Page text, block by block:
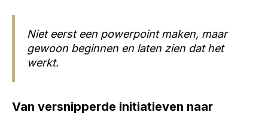
Niet eerst een powerpoint maken, maar
gewoon beginnen en laten zien dat het
werkt.
Van versnipperde initiatieven naar